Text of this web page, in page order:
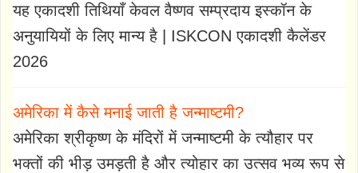
यह एकादशी तिथियाँ केवल वैष्णव सम्प्रदाय इस्कॉन के
अनुयायियों के लिए मान्य है | ISKCON एकादशी कैलेंडर
2026
अमेरिका में कैसे मनाई जाती है जन्माष्टमी?
अमेरिका श्रीकृष्ण के मंदिरों में जन्माष्टमी के त्यौहार पर
भक्तों की भीड़ उमड़ती है और त्योहार का उत्सव भव्य रूप से